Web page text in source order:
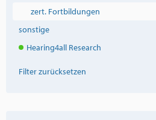
zert. Fortbildungen
sonstige
Hearing4all Research
Filter zurücksetzen